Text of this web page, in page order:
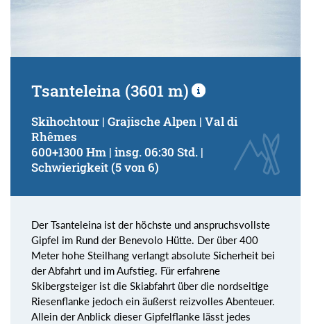
Tsanteleina (3601 m)
Skihochtour | Grajische Alpen | Val di
Rhêmes
600+1300 Hm | insg. 06:30 Std. |
Schwierigkeit (5 von 6)
Der Tsanteleina ist der höchste und anspruchsvollste
Gipfel im Rund der Benevolo Hütte. Der über 400
Meter hohe Steilhang verlangt absolute Sicherheit bei
der Abfahrt und im Aufstieg. Für erfahrene
Skibergsteiger ist die Skiabfahrt über die nordseitige
Riesenflanke jedoch ein äußerst reizvolles Abenteuer.
Allein der Anblick dieser Gipfelflanke lässt jedes